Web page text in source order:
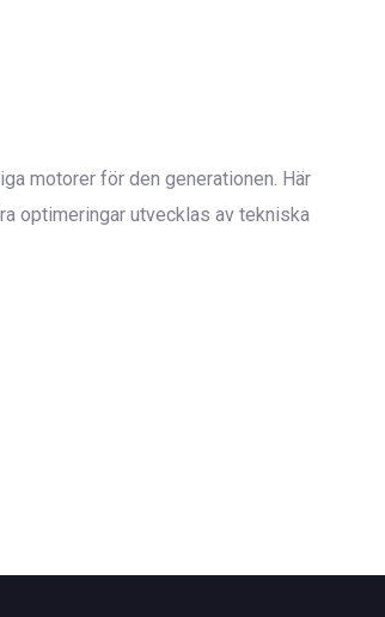
motorer för den generationen. Här
optimeringar utvecklas av tekniska